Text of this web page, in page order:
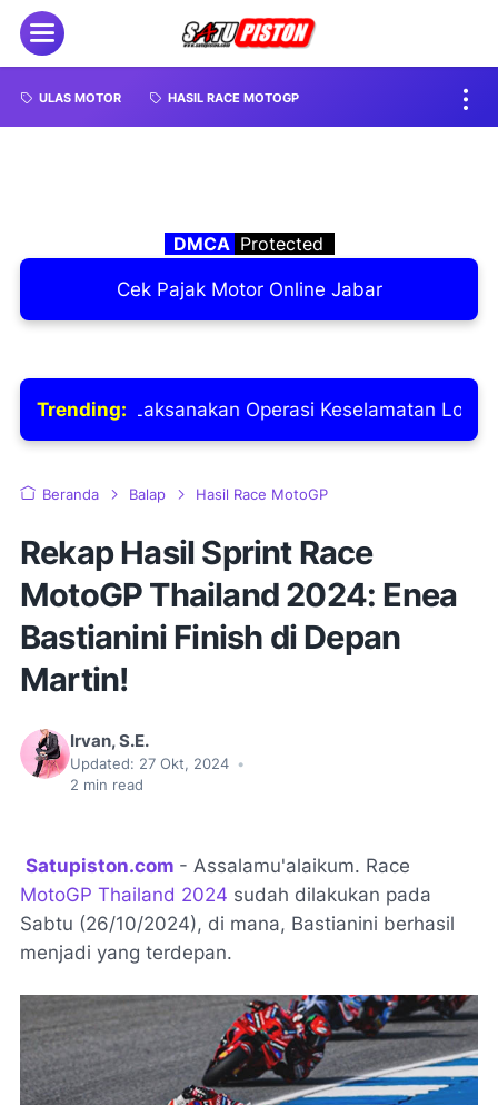
ULAS MOTOR HASIL RACE MOTOGP
DMCA Protected
Cek Pajak Motor Online Jabar
Trending:
Laksanakan Operasi Keselamatan Lodaya 2026
Beranda Balap Hasil Race MotoGP
Rekap Hasil Sprint Race
MotoGP Thailand 2024: Enea
Bastianini Finish di Depan
Martin!
Irvan, S.E.
Updated: 27 Okt, 2024 •
2 min read
Satupiston.com - Assalamu'alaikum. Race
MotoGP Thailand 2024 sudah dilakukan pada
Sabtu (26/10/2024), di mana, Bastianini berhasil
menjadi yang terdepan.